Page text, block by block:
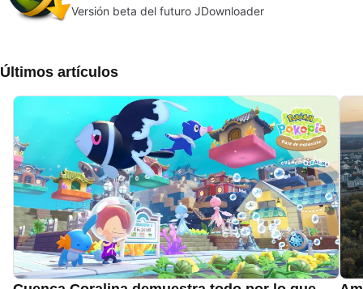
Versión beta del futuro JDownloader
Últimos artículos